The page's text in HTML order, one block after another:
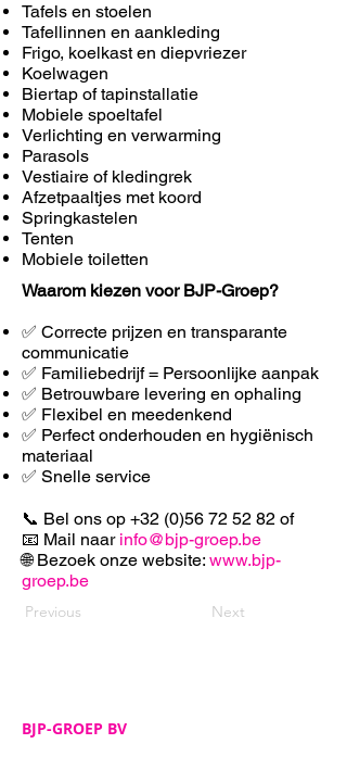
Tafels en stoelen
Tafellinnen en aankleding
Frigo, koelkast en diepvriezer
Koelwagen
Biertap of tapinstallatie
Mobiele spoeltafel
Verlichting en verwarming
Parasols
Vestiaire of kledingrek
Afzetpaaltjes met koord
Springkastelen
Tenten
Mobiele toiletten
Waarom kiezen voor BJP-Groep?
✅ Correcte prijzen en transparante
communicatie
✅ Familiebedrijf = Persoonlijke aanpak
✅ Betrouwbare levering en ophaling
✅ Flexibel en meedenkend
✅ Perfect onderhouden en hygiënisch
materiaal
✅ Snelle service
📞 Bel ons op +32 (0)56 72 52 82 of
📧 Mail naar info@bjp-groep.be
🌐 Bezoek onze website: www.bjp-
groep.be
Previous Next
BJP-GROEP BV